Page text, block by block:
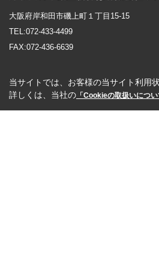
大阪府岸和田市磯上町１丁目15-15
TEL:072-433-4499
FAX:072-436-6639
当サイトでは、お客様の当サイト利用
詳しくは、当社の 「Cookieの取扱いについ